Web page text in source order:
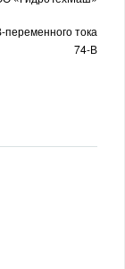
переменного тока
74-В